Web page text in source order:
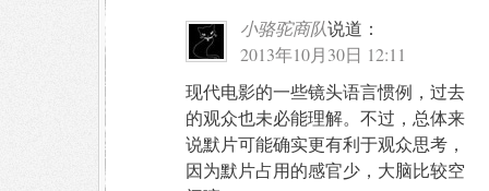
小骆驼商队说道：
2013年10月30日 12:11
现代电影的一些镜头语言惯例，过去
的观众也未必能理解。不过，总体来
说默片可能确实更有利于观众思考，
因为默片占用的感官少，大脑比较空